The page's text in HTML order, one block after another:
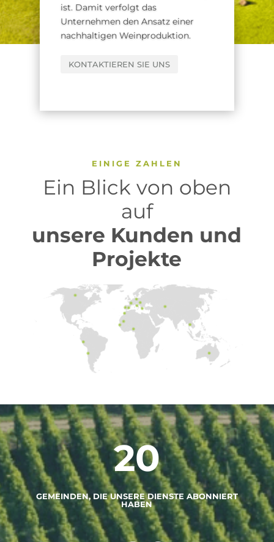
ist. Damit verfolgt das
Unternehmen den Ansatz einer
nachhaltigen Weinproduktion.
KONTAKTIEREN SIE UNS
EINIGE ZAHLEN
Ein Blick von oben
auf
unsere Kunden und
Projekte
20
GEMEINDEN, DIE UNSERE DIENSTE ABONNIERT
HABEN